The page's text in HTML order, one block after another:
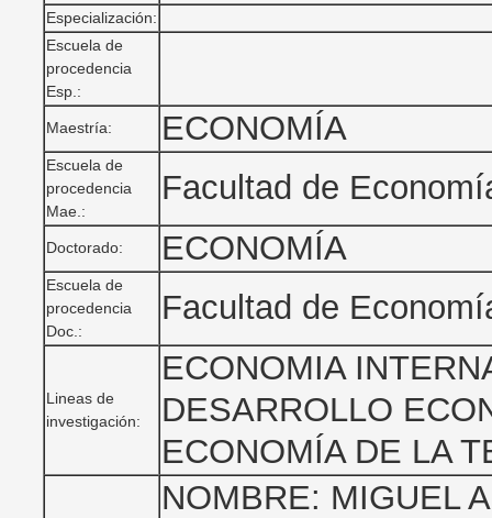
Especialización:
Escuela de
procedencia
Esp.:
Maestría: ECONOMÍA
Escuela de
procedencia
Mae.:
Facultad de
Doctorado: ECONOMÍA
Escuela de
procedencia
Doc.:
Facultad de
Lineas de
investigación:
ECONOMIA
DESARROLLO
ECONOMÍA DE LA
NOMBRE: MIGUEL